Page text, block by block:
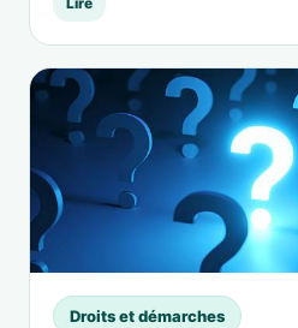
Droits et démarches